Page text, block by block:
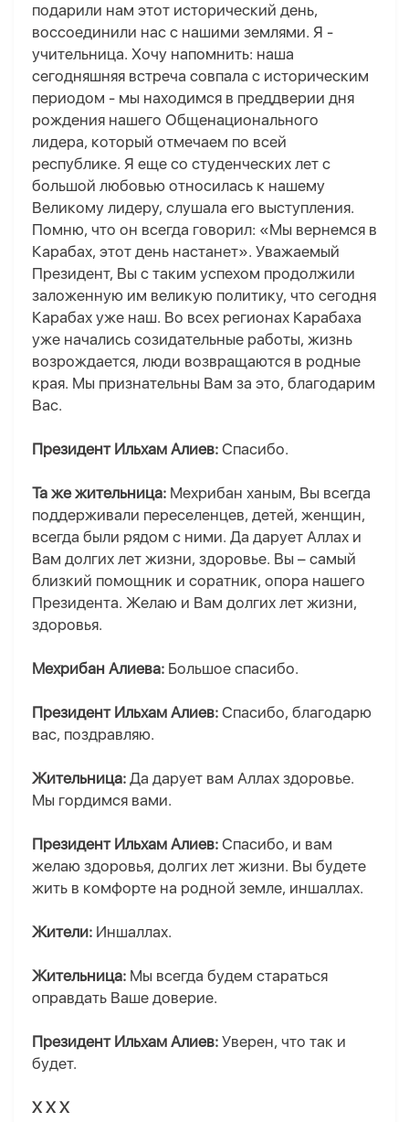
подарили нам этот исторический день,
воссоединили нас с нашими землями. Я -
учительница. Хочу напомнить: наша
сегодняшняя встреча совпала с историческим
периодом - мы находимся в преддверии дня
рождения нашего Общенационального
лидера, который отмечаем по всей
республике. Я еще со студенческих лет с
большой любовью относилась к нашему
Великому лидеру, слушала его выступления.
Помню, что он всегда говорил: «Мы вернемся в
Карабах, этот день настанет». Уважаемый
Президент, Вы с таким успехом продолжили
заложенную им великую политику, что сегодня
Карабах уже наш. Во всех регионах Карабаха
уже начались созидательные работы, жизнь
возрождается, люди возвращаются в родные
края. Мы признательны Вам за это, благодарим
Вас.
Президент Ильхам Алиев: Спасибо.
Та же жительница: Мехрибан ханым, Вы всегда
поддерживали переселенцев, детей, женщин,
всегда были рядом с ними. Да дарует Аллах и
Вам долгих лет жизни, здоровье. Вы – самый
близкий помощник и соратник, опора нашего
Президента. Желаю и Вам долгих лет жизни,
здоровья.
Мехрибан Алиева: Большое спасибо.
Президент Ильхам Алиев: Спасибо, благодарю
вас, поздравляю.
Жительница: Да дарует вам Аллах здоровье.
Мы гордимся вами.
Президент Ильхам Алиев: Спасибо, и вам
желаю здоровья, долгих лет жизни. Вы будете
жить в комфорте на родной земле, иншаллах.
Жители: Иншаллах.
Жительница: Мы всегда будем стараться
оправдать Ваше доверие.
Президент Ильхам Алиев: Уверен, что так и
будет.
X X X